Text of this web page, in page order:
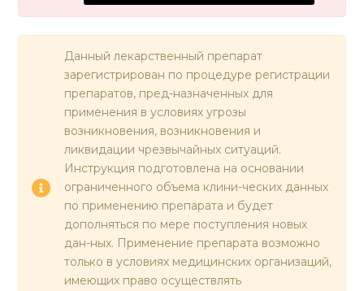
Данный лекарственный препарат
зарегистрирован по процедуре регистрации
препаратов, пред-назначенных для
применения в условиях угрозы
возникновения, возникновения и
ликвидации чрезвычайных ситуаций.
Инструкция подготовлена на основании
ограниченного объема клини-ческих данных
по применению препарата и будет
дополняться по мере поступления новых
дан-ных. Применение препарата возможно
только в условиях медицинских организаций,
имеющих право осуществлять